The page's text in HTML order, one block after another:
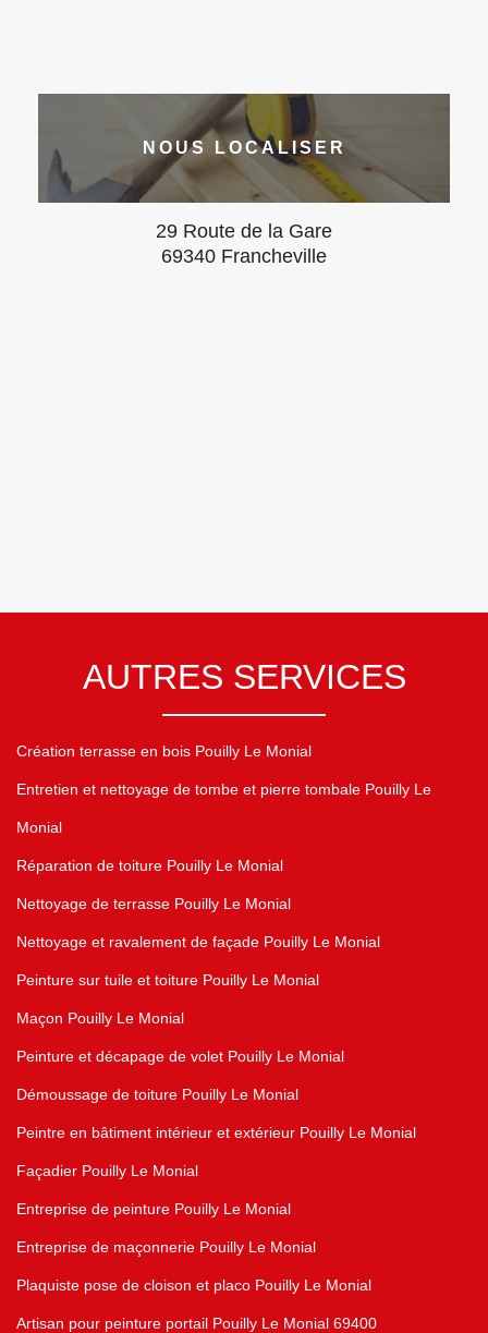
NOUS LOCALISER
29 Route de la Gare
69340 Francheville
AUTRES SERVICES
Création terrasse en bois Pouilly Le Monial
Entretien et nettoyage de tombe et pierre tombale Pouilly Le
Monial
Réparation de toiture Pouilly Le Monial
Nettoyage de terrasse Pouilly Le Monial
Nettoyage et ravalement de façade Pouilly Le Monial
Peinture sur tuile et toiture Pouilly Le Monial
Maçon Pouilly Le Monial
Peinture et décapage de volet Pouilly Le Monial
Démoussage de toiture Pouilly Le Monial
Peintre en bâtiment intérieur et extérieur Pouilly Le Monial
Façadier Pouilly Le Monial
Entreprise de peinture Pouilly Le Monial
Entreprise de maçonnerie Pouilly Le Monial
Plaquiste pose de cloison et placo Pouilly Le Monial
Artisan pour peinture portail Pouilly Le Monial 69400